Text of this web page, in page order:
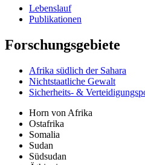
Lebenslauf
Publikationen
Forschungsgebiete
Afrika südlich der Sahara
Nichtstaatliche Gewalt
Sicherheits- &
Horn von Afrika
Ostafrika
Somalia
Sudan
Südsudan